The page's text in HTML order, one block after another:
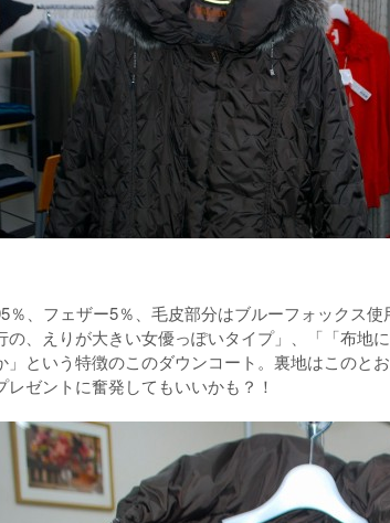
％、フェザー5％、毛皮部分はブルーフォックス使
の、えりが大きい女優っぽいタイプ」、「「布地
」という特徴のこのダウンコート。裏地はこのと
レゼントに奮発してもいいかも？！